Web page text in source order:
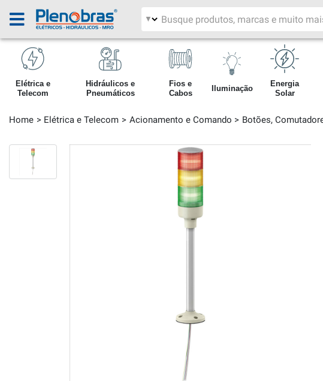
Filtrar por área
Pesquisar produtos
Elétrica e
Telecom
Hidráulicos e
Pneumáticos
Fios e
Cabos
Iluminação
Energia
Solar
Home Elétrica e Telecom Acionamento e Comando Botões,